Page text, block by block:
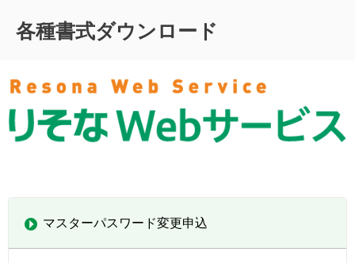
各種書式ダウンロード
マスターパスワード変更申込